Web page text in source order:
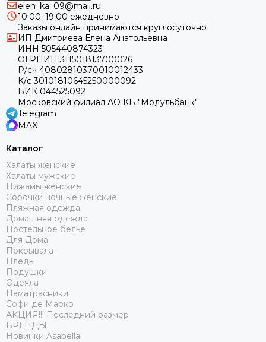
elen_ka_09@mail.ru
10:00–19:00 ежедневно
Заказы онлайн принимаются круглосуточно
ИП Дмитриева Елена Анатольевна
ИНН 505440874323
ОГРНИП 311501813700026
Р/сч 40802810370010012433
К/с 30101810645250000092
БИК 044525092
Московский филиал АО КБ "Модульбанк"
Telegram
MAX
Каталог
Халаты женские
Халаты мужские
Пижамы женские
Сорочки ночные женские
Пляжная одежда
Домашняя одежда
Постельное белье
Для Дома
Покрывала
Пледы
Подушки
Одеяла
Наматрасники
Софи де Марко
АКЦИЯ!!! Последний размер
БРЕНДЫ
Новинки Asabella